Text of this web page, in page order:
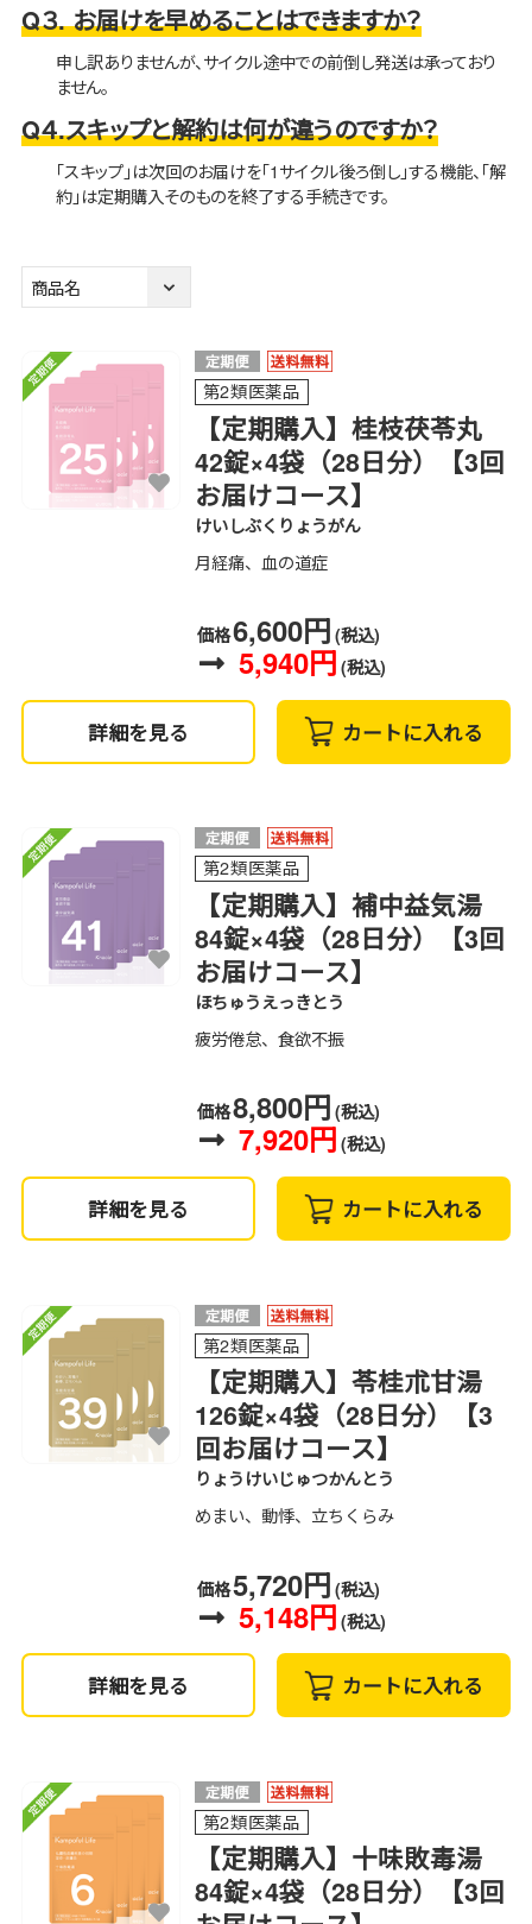
Q３. お届けを早めることはできますか？
申し訳ありませんが、サイクル途中での前倒し発送は承っており
ません。
Q４.スキップと解約は何が違うのですか？
「スキップ」は次回のお届けを「1サイクル後ろ倒し」する機能、「解
約」は定期購入そのものを終了する手続きです。
第2類医薬品
【定期購入】桂枝茯苓丸
42錠×4袋（28日分）【3回
お届けコース】
けいしぶくりょうがん
月経痛、血の道症
価格6,600円 (税込)
5,940円 (税込)
詳細を見る カートに入れる
第2類医薬品
【定期購入】補中益気湯
84錠×4袋（28日分）【3回
お届けコース】
ほちゅうえっきとう
疲労倦怠、食欲不振
価格8,800円 (税込)
7,920円 (税込)
詳細を見る カートに入れる
第2類医薬品
【定期購入】苓桂朮甘湯
126錠×4袋（28日分）【3
回お届けコース】
りょうけいじゅつかんとう
めまい、動悸、立ちくらみ
価格5,720円 (税込)
5,148円 (税込)
詳細を見る カートに入れる
第2類医薬品
【定期購入】十味敗毒湯
84錠×4袋（28日分）【3回